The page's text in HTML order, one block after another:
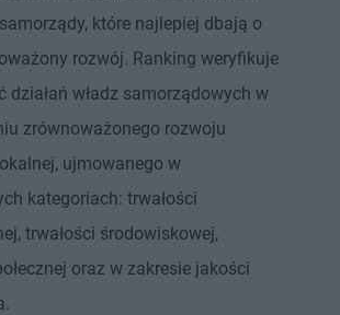
które najlepiej dbają o
rozwój. Ranking weryfikuje
działań władz samorządowych w
zrównoważonego rozwoju
ujmowanego w
kategoriach: trwałości
trwałości środowiskowej,
oraz w zakresie jakości